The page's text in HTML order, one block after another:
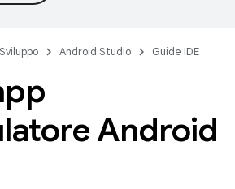
Sviluppo Android Studio Guide IDE
Android